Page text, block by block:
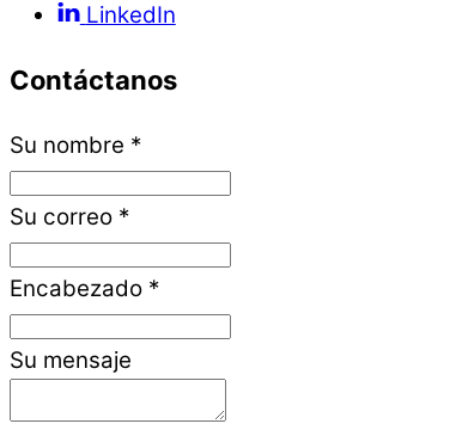
LinkedIn
Contáctanos
Su nombre *
Su correo *
Encabezado *
Su mensaje